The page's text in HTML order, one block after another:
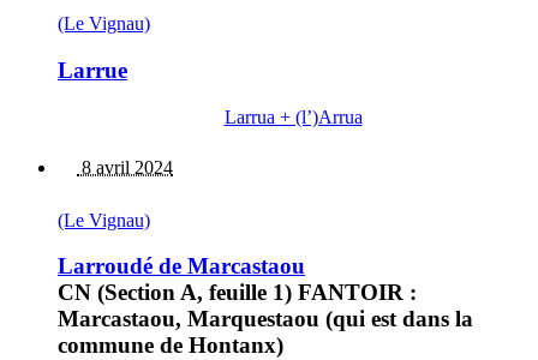
(Le Vignau)
Larrue
Larrua + (l’)Arrua
8 avril 2024
(Le Vignau)
Larroudé de Marcastaou
CN (Section A, feuille 1) FANTOIR :
Marcastaou, Marquestaou (qui est dans la
commune de Hontanx)